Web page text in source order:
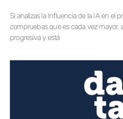
Si analizas la Influencia de la IA en el
compruebas que es cada vez mayor,
progresiva y está